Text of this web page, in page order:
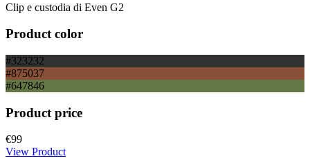
Clip e custodia di Even G2
Product color
#323232
#875037
#647846
Product price
€99
View Product